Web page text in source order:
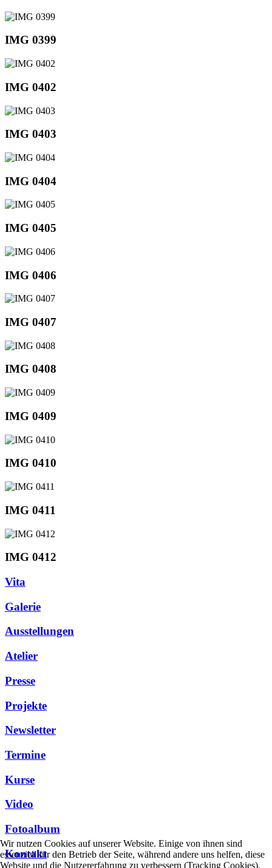
IMG 0399
IMG 0402
IMG 0403
IMG 0404
IMG 0405
IMG 0406
IMG 0407
IMG 0408
IMG 0409
IMG 0410
IMG 0411
IMG 0412
Vita
Galerie
Ausstellungen
Atelier
Presse
Projekte
Newsletter
Termine
Kurse
Video
Fotoalbum
Kontakt
Wir nutzen Cookies auf unserer Website. Einige von ihnen sind
essenziell für den Betrieb der Seite, während andere uns helfen, diese
Website und die Nutzererfahrung zu verbessern (Tracking Cookies).